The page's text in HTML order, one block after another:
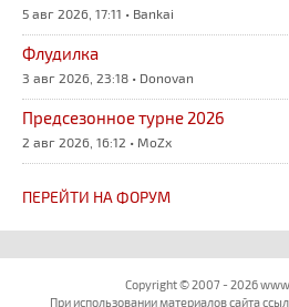
5 авг 2026, 17:11 • Bankai
Флудилка
3 авг 2026, 23:18 • Donovan
Предсезонное турне 2026
2 авг 2026, 16:12 • MoZx
ПЕРЕЙТИ НА ФОРУМ
Copyright © 2007 - 2026
При использовании материалов сайта